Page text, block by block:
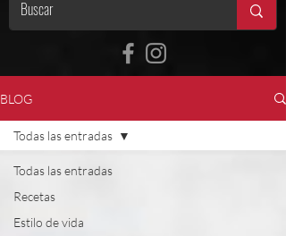
BLOG
Todas las entradas
Recetas
Estilo de vida
Todas las entradas